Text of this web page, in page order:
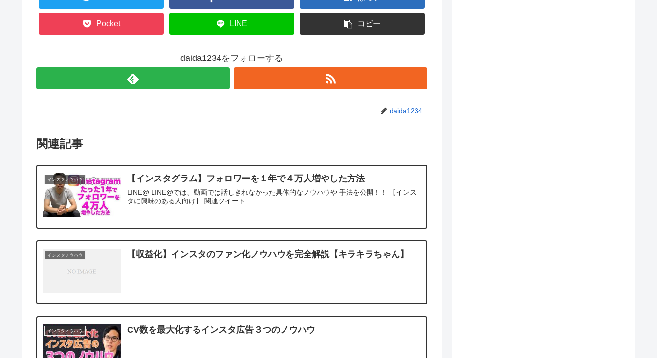
Pocket LINE コピー
daida1234をフォローする
daida1234
関連記事
インスタノウハウ 【インスタグラム】フォロワーを１年で４万人増やした方法
LINE@ LINE@では、動画では話しきれなかった具体的なノウハウや 手法を公開！！ 【インス
タに興味のある人向け】 関連ツイート
インスタノウハウ 【収益化】インスタのファン化ノウハウを完全解説【キラキラちゃん】
インスタノウハウ CV数を最大化するインスタ広告３つのノウハウ